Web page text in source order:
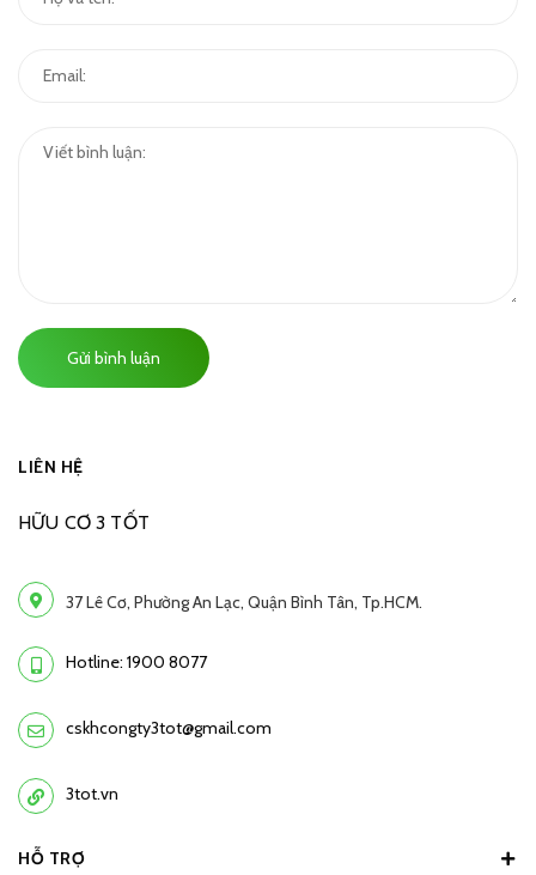
Gửi bình luận
LIÊN HỆ
HỮU CƠ 3 TỐT
37 Lê Cơ, Phường An Lạc, Quận Bình Tân, Tp.HCM.
Hotline: 1900 8077
cskhcongty3tot@gmail.com
3tot.vn
HỖ TRỢ